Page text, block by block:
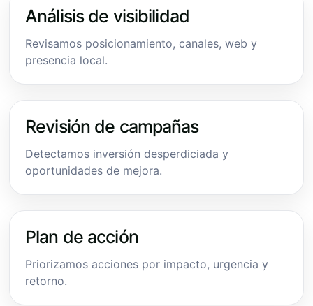
Análisis de visibilidad
Revisamos posicionamiento, canales, web y
presencia local.
Revisión de campañas
Detectamos inversión desperdiciada y
oportunidades de mejora.
Plan de acción
Priorizamos acciones por impacto, urgencia y
retorno.